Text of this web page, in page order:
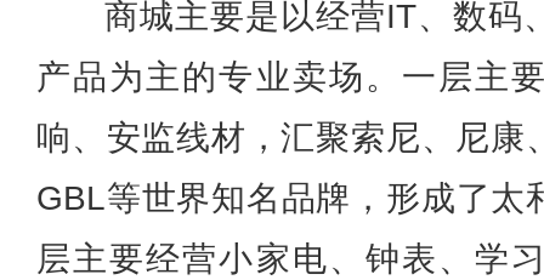
商城主要是以经营IT、数码
产品为主的专业卖场。一层主
响、安监线材，汇聚索尼、尼康
GBL等世界知名品牌，形成了太
层主要经营小家电、钟表、学